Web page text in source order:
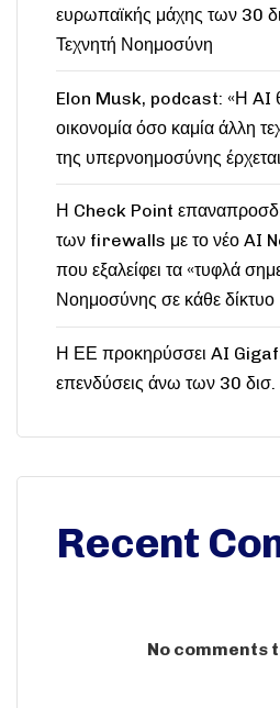
ευρωπαϊκής μάχης των 30
Τεχνητή Νοημοσύνη
Elon Musk, podcast: «Η AI
οικονομία όσο καμία άλλη
της υπερνοημοσύνης
Η Check Point
των firewalls με το νέο AI
που εξαλείφει τα «τυφλά
Νοημοσύνης σε κάθε δίκτυο
Η ΕΕ προκηρύσσει AI
επενδύσεις άνω των 30
Recent
No comments